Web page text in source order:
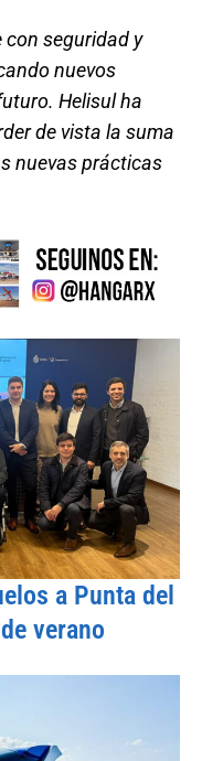
con seguridad y
nuevos
Helisul ha
de vista la suma
nuevas prácticas
a Punta del
verano